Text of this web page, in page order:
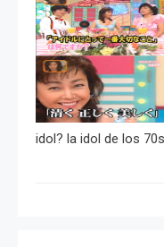
idol? la idol de los